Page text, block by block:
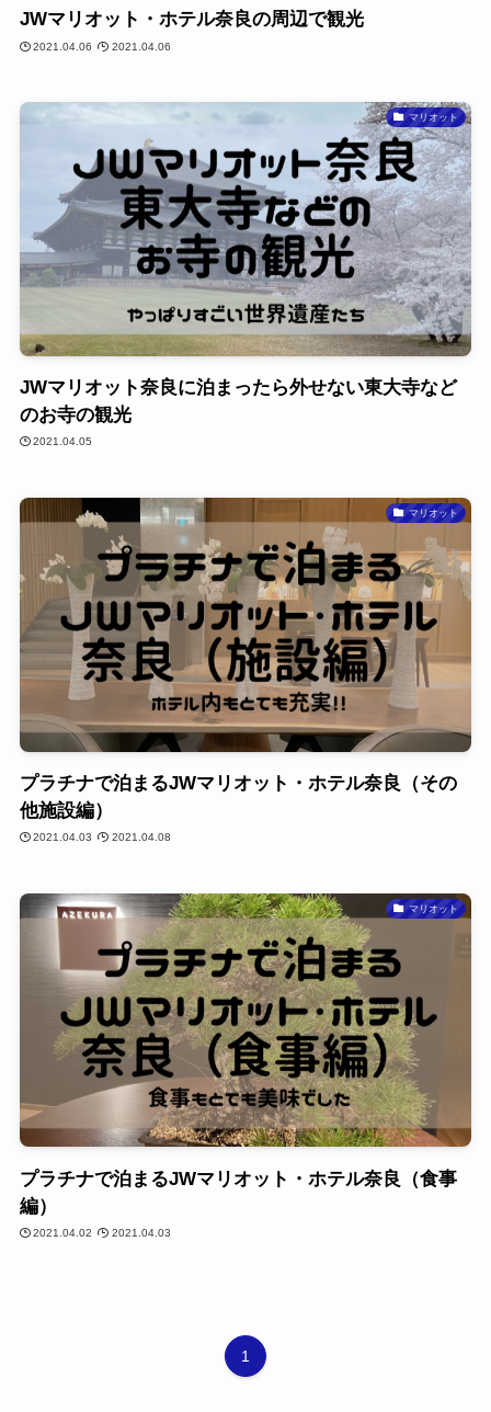
JWマリオット・ホテル奈良の周辺で観光
2021.04.06 2021.04.06
マリオット
JWマリオット奈良に泊まったら外せない東大寺など
のお寺の観光
2021.04.05
マリオット
プラチナで泊まるJWマリオット・ホテル奈良（その
他施設編）
2021.04.03 2021.04.08
マリオット
プラチナで泊まるJWマリオット・ホテル奈良（食事
編）
2021.04.02 2021.04.03
1